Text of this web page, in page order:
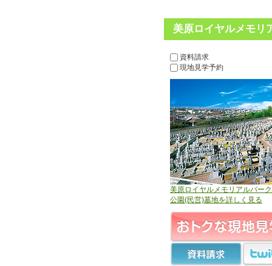
美原ロイヤルメモリ
資料請求
現地見学予約
美原ロイヤルメモリアルパー
公園(民営)墓地を詳しく見る